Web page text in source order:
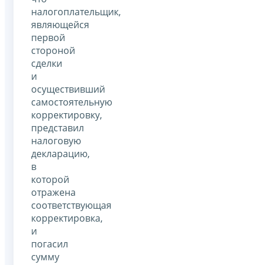
налогоплательщик,
являющейся
первой
стороной
сделки
и
осуществивший
самостоятельную
корректировку,
представил
налоговую
декларацию,
в
которой
отражена
соответствующая
корректировка,
и
погасил
сумму